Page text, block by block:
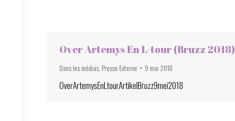
Over Artemys En L-tour (Bruzz 2018)
Dans les médias Presse Externe 9 mai 2018
OverArtemysEnLtourArtikelBruzz9mei2018